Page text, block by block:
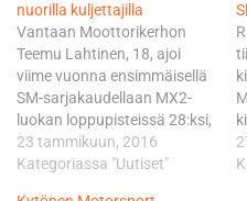
nuorilla kuljettajilla
Vantaan Moottorikerhon
Teemu Lahtinen, 18, ajoi
viime vuonna ensimmäisellä
SM-sarjakaudellaan MX2-
luokan loppupisteissä 28:ksi,
kansallisen MX-liigan 125-
luokassa pronssille ja
23 tammikuun, 2016
Kategoriassa "Uutiset"